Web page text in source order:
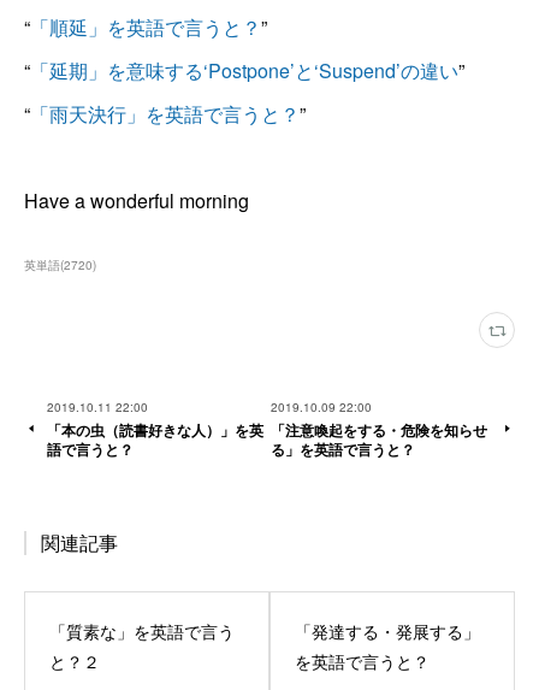
“ 「順延」を英語で言うと？”
“ 「延期」を意味する‘Postpone’と‘Suspend’の違い”
“ 「雨天決行」を英語で言うと？”
Have a wonderful morning
英単語(2720)
2019.10.11 22:00
「本の虫（読書好きな人）」を英
語で言うと？
2019.10.09 22:00
「注意喚起をする・危険を知らせ
る」を英語で言うと？
関連記事
「質素な」を英語で言う
と？２
「発達する・発展する」
を英語で言うと？